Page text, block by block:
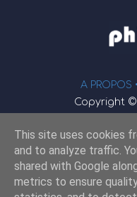
A PROPOS •
Copyright ©
This site uses cookies
and to analyze traffic.
shared with Google
metrics to ensure